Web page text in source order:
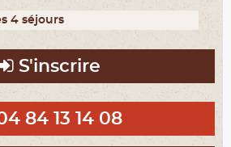
4 séjours
S'inscrire
84 13 14 08